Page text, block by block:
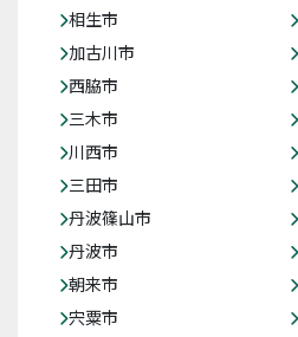
相生市
加古川市
西脇市
三木市
川西市
三田市
丹波篠山市
丹波市
朝来市
宍粟市